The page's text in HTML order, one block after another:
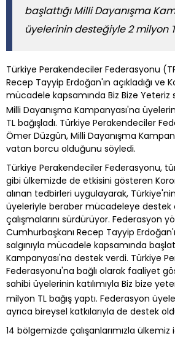
başlattığı Milli Dayanışma
üyelerinin desteğiyle 2 milyon
Türkiye Perakendeciler Federasyonu
Recep Tayyip Erdoğan'ın açıkladığı ve
mücadele kapsamında Biz Bize Yeteriz
Milli Dayanışma Kampanyası'na
TL bağışladı. Türkiye Perakendeciler
Ömer Düzgün, Milli Dayanışma
vatan borcu olduğunu söyledi.
Türkiye Perakendeciler Federasyonu,
gibi ülkemizde de etkisini gösteren
alınan tedbirleri uygulayarak,
üyeleriyle beraber mücadeleye destek
çalışmalarını sürdürüyor. Federasyon
Cumhurbaşkanı Recep Tayyip
salgınıyla mücadele kapsamında
Kampanyası'na destek verdi. Türkiye
Federasyonu'na bağlı olarak faaliyet
sahibi üyelerinin katılımıyla Biz bize
milyon TL bağış yaptı. Federasyon
ayrıca bireysel katkılarıyla de destek
14 bölgemizde çalışanlarımızla ülkemiz